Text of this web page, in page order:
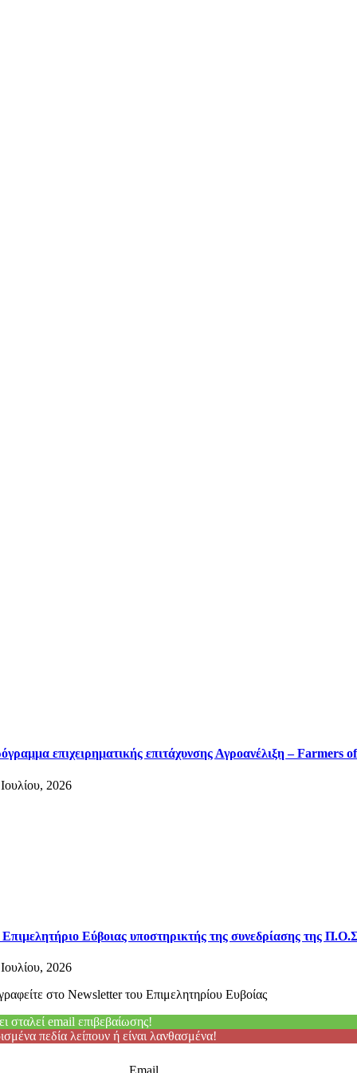
επιχειρηματικής επιτάχυνσης Αγροανέλιξη – Farmers
2026
Εύβοιας υποστηρικτής της συνεδρίασης της
2026
στο Newsletter του Επιμελητηρίου Ευβοίας
σταλεί email επιβεβαίωσης!
πεδία λείπουν ή είναι λανθασμένα!
Email